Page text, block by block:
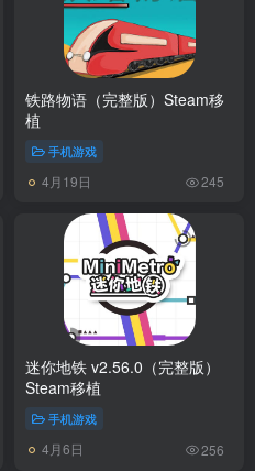
铁路物语（完整版）Steam移
植
手机游戏
4月19日 245
迷你地铁 v2.56.0（完整版）
Steam移植
手机游戏
4月6日 256